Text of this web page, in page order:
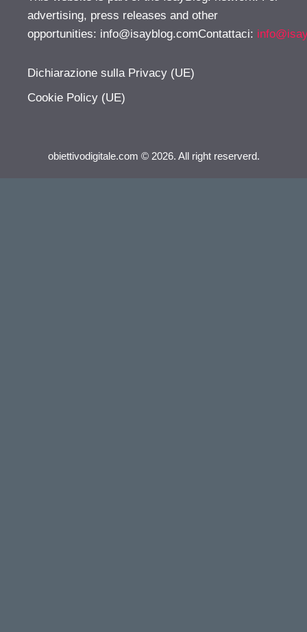
advertising, press releases and other
opportunities: info@isayblog.comContattaci:
Dichiarazione sulla Privacy (UE)
Cookie Policy (UE)
obiettivodigitale.com © 2026. All right reserverd.